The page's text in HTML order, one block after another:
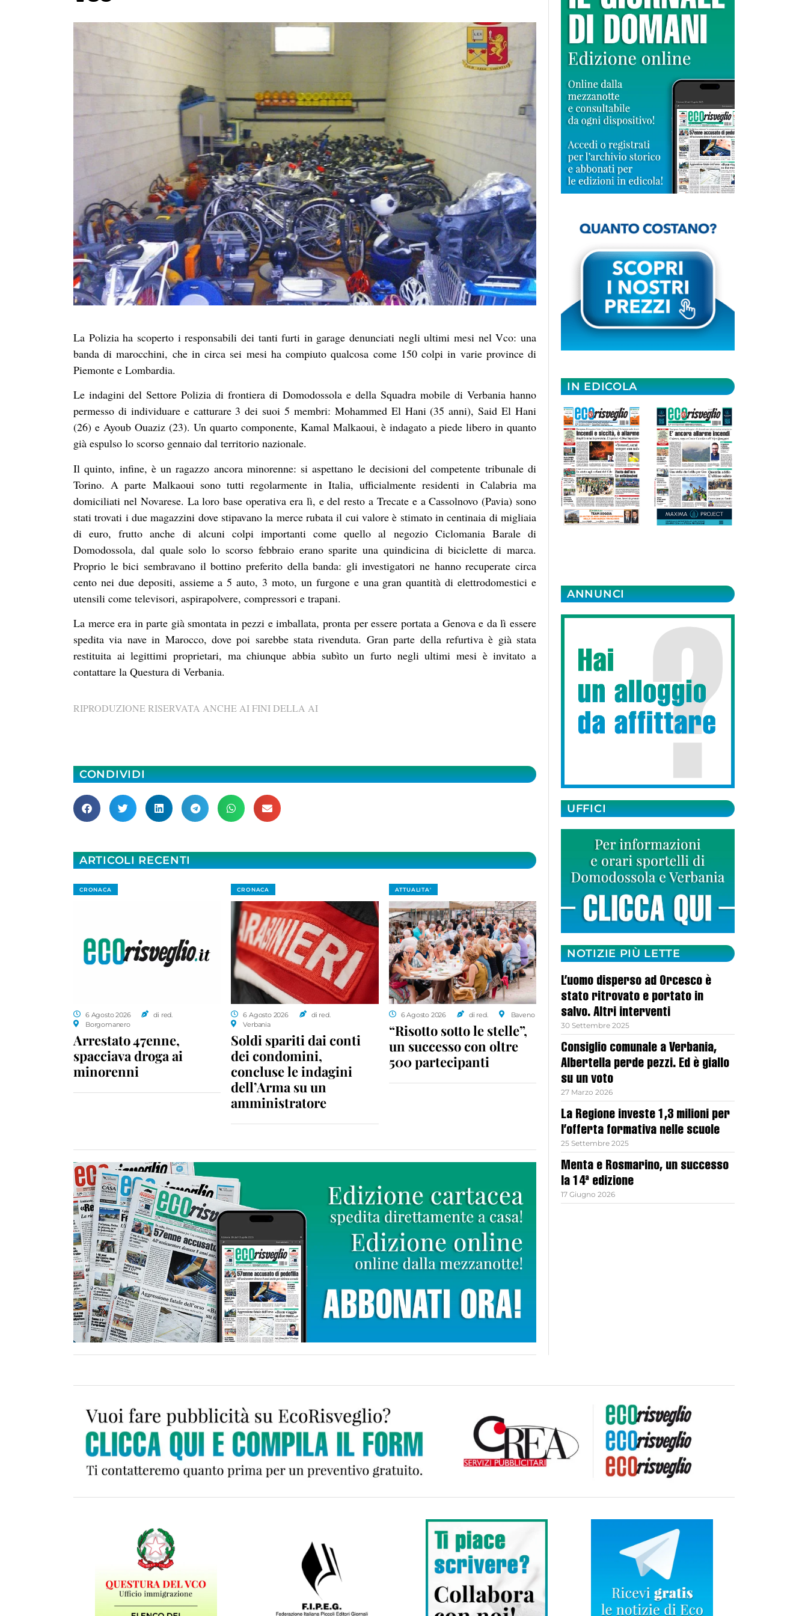
La Polizia ha scoperto i responsabili dei tanti furti in garage denunciati negli ultimi mesi nel Vco: una
banda di marocchini, che in circa sei mesi ha compiuto qualcosa come 150 colpi in varie province di
Piemonte e Lombardia.
Le indagini del Settore Polizia di frontiera di Domodossola e della Squadra mobile di Verbania hanno
permesso di individuare e catturare 3 dei suoi 5 membri: Mohammed El Hani (35 anni), Said El Hani
(26) e Ayoub Ouaziz (23). Un quarto componente, Kamal Malkaoui, è indagato a piede libero in quanto
già espulso lo scorso gennaio dal territorio nazionale.
Il quinto, infine, è un ragazzo ancora minorenne: si aspettano le decisioni del competente tribunale di
Torino. A parte Malkaoui sono tutti regolarmente in Italia, ufficialmente residenti in Calabria ma
domiciliati nel Novarese. La loro base operativa era lì, e del resto a Trecate e a Cassolnovo (Pavia) sono
stati trovati i due magazzini dove stipavano la merce rubata il cui valore è stimato in centinaia di migliaia
di euro, frutto anche di alcuni colpi importanti come quello al negozio Ciclomania Barale di
Domodossola, dal quale solo lo scorso febbraio erano sparite una quindicina di biciclette di marca.
Proprio le bici sembravano il bottino preferito della banda: gli investigatori ne hanno recuperate circa
cento nei due depositi, assieme a 5 auto, 3 moto, un furgone e una gran quantità di elettrodomestici e
utensili come televisori, aspirapolvere, compressori e trapani.
La merce era in parte già smontata in pezzi e imballata, pronta per essere portata a Genova e da lì essere
spedita via nave in Marocco, dove poi sarebbe stata rivenduta. Gran parte della refurtiva è già stata
restituita ai legittimi proprietari, ma chiunque abbia subìto un furto negli ultimi mesi è invitato a
contattare la Questura di Verbania.
RIPRODUZIONE RISERVATA ANCHE AI FINI DELLA AI
CONDIVIDI
ARTICOLI RECENTI
CRONACA
6 Agosto 2026
di red.
Borgomanero
Arrestato 47enne,
spacciava droga ai
minorenni
CRONACA
6 Agosto 2026
di red.
Verbania
Soldi spariti dai conti
dei condomini,
concluse le indagini
dell’Arma su un
amministratore
ATTUALITA'
6 Agosto 2026 di red. Baveno
“Risotto sotto le stelle”,
un successo con oltre
500 partecipanti
IN EDICOLA
ANNUNCI
UFFICI
NOTIZIE PIÙ LETTE
L’uomo disperso ad Orcesco è
stato ritrovato e portato in
salvo. Altri interventi
30 Settembre 2025
Consiglio comunale a Verbania,
Albertella perde pezzi. Ed è giallo
su un voto
27 Marzo 2026
La Regione investe 1,3 milioni per
l’offerta formativa nelle scuole
25 Settembre 2025
Menta e Rosmarino, un successo
la 14ª edizione
17 Giugno 2026